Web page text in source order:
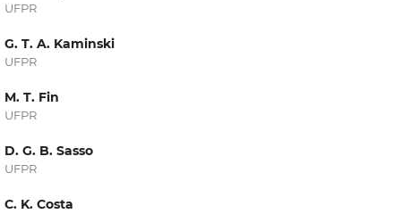
UFPR
G. T. A. Kaminski
UFPR
M. T. Fin
UFPR
D. G. B. Sasso
UFPR
C. K. Costa